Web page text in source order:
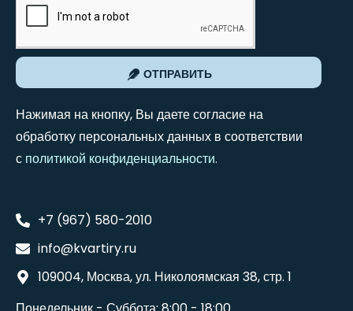
ОТПРАВИТЬ
Нажимая на кнопку, Вы даете согласие на
обработку персональных данных в соответствии
с политикой конфиденциальности.
+7 (967) 580-2010
info@kvartiry.ru
109004, Москва, ул. Николоямская 38, стр. 1